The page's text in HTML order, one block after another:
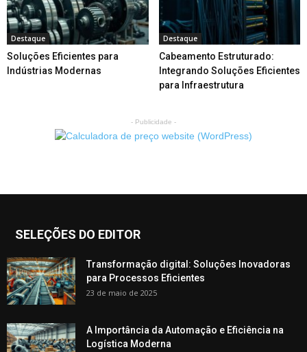
Destaque
Soluções Eficientes para
Indústrias Modernas
Destaque
Cabeamento Estruturado:
Integrando Soluções Eficientes
para Infraestrutura
- Publicidade -
SELEÇÕES DO EDITOR
Transformação digital: Soluções Inovadoras
para Processos Eficientes
23 de maio de 2025
A Importância da Automação e Eficiência na
Logística Moderna